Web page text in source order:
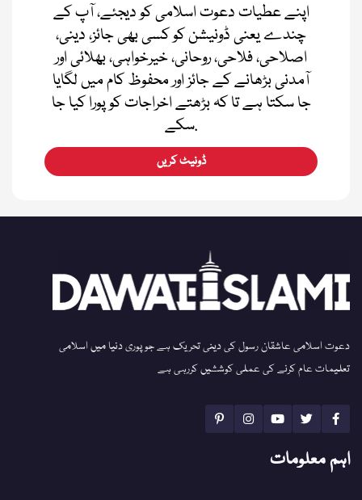
اپنے عطیات دعوت اسلامی کو دیجئے، آپ کے
چندے یعنی ڈونیشن کو کسی بھی جائز، دینی،
اصلاحی، فلاحی، روحانی، خیرخواہی، بھلائی اور
آمدنی بڑھانے کے جائز اور محفوظ کام میں لگایا
جا سکتا ہے تا کہ بڑھتے اخراجات کو پورا کیا جا
سکے.
ڈونیٹ کریں
دعوت اسلامی عاشقان رسول کی دینی تحریک ہے جو پوری دنیا میں اسلامی
تعلیمات عام کرنے کی عملی کوششیں کررہی ہے
اہم معلومات